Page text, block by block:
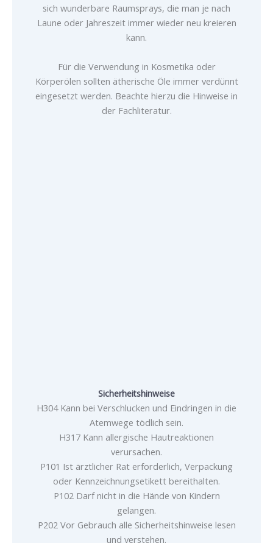
sich wunderbare Raumsprays, die man je nach
Laune oder Jahreszeit immer wieder neu kreieren
kann.
Für die Verwendung in Kosmetika oder
Körperölen sollten ätherische Öle immer verdünnt
eingesetzt werden. Beachte hierzu die Hinweise in
der Fachliteratur.
Sicherheitshinweise
H304 Kann bei Verschlucken und Eindringen in die
Atemwege tödlich sein.
H317 Kann allergische Hautreaktionen
verursachen.
P101 Ist ärztlicher Rat erforderlich, Verpackung
oder Kennzeichnungsetikett bereithalten.
P102 Darf nicht in die Hände von Kindern
gelangen.
P202 Vor Gebrauch alle Sicherheitshinweise lesen
und verstehen.